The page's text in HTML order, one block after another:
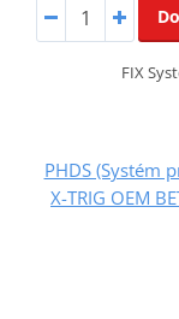
FIX
PHDS (Systém
X-TRIG OEM